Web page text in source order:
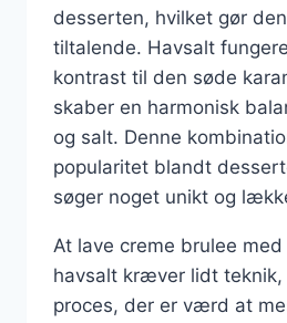
desserten, hvilket gør
tiltalende. Havsalt
kontrast til den søde
skaber en harmonisk
og salt. Denne
popularitet blandt
søger noget unikt og
At lave creme brulee
havsalt kræver lidt teknik,
proces, der er værd at